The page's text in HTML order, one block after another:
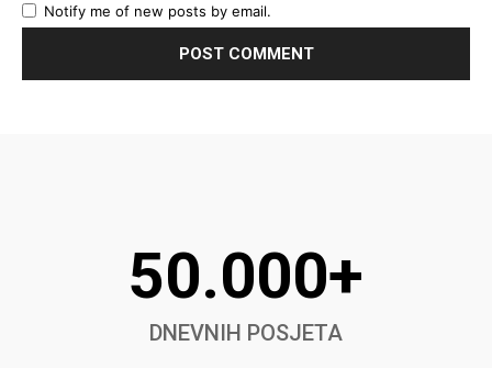
Notify me of new posts by email.
50.000+
DNEVNIH POSJETA